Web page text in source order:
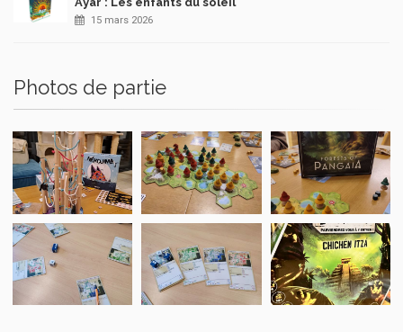
15 mars 2026
Photos de partie